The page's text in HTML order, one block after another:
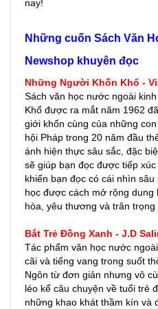
nay!
Những cuốn Sách Văn
Newshop khuyên đọc
Những Người Khốn Khổ -
Sách văn học nước ngoài
Khổ được ra mắt năm 1962
giới khốn cùng của những
hội Pháp trong 20 năm đầu
ánh hiện thực sâu sắc, đặc
sẽ giúp bạn đọc được tiếp
khiến bạn đọc có cái nhìn
học được cách mở rộng
hòa, yêu thương và trân
Bắt Trẻ Đồng Xanh - J.D
Tác phẩm văn học nước
cãi và tiếng vang trong suốt
Ngôn từ đơn giản nhưng vô
léo kể câu chuyện về tuổi trẻ
những khao khát thầm kín và